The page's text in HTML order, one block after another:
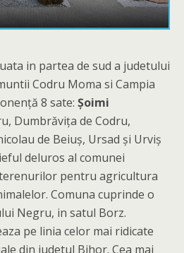
in partea de sud a judetului
Codru Moma si Campia
8 sate: Șoimi
Dumbrăvița de Codru,
de Beiuș, Ursad și Urviș
deluros al comunei
pentru agricultura
Comuna cuprinde o
Negru, in satul Borz.
pe linia celor mai ridicate
din judetul Bihor. Cea mai